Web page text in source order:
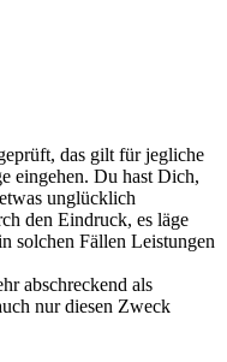
das gilt für jegliche
eingehen. Du hast Dich,
unglücklich
den Eindruck, es läge
solchen Fällen Leistungen
abschreckend als
nur diesen Zweck